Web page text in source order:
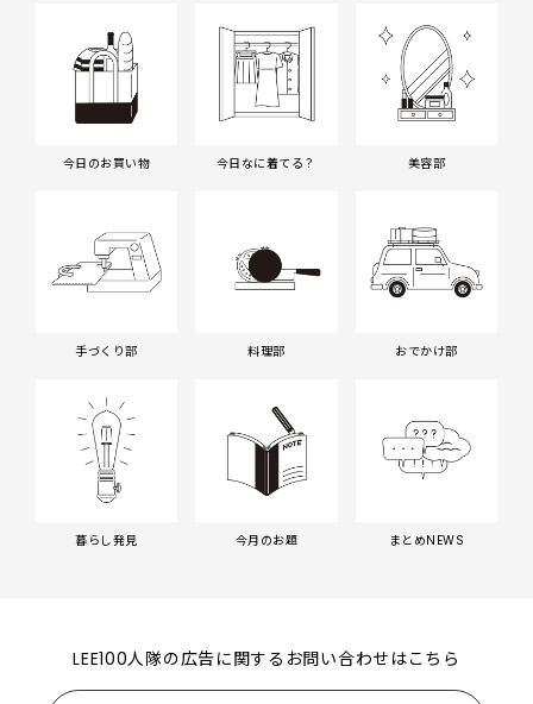
今日のお買い物 今日なに着てる？ 美容部
手づくり部 料理部 おでかけ部
暮らし発見 今月のお題 まとめNEWS
LEE100人隊の広告に関するお問い合わせはこちら